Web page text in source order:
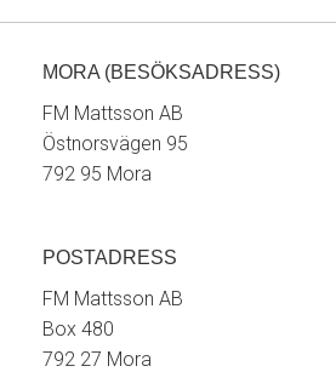
MORA (BESÖKSADRESS)
FM Mattsson AB
Östnorsvägen 95
792 95 Mora
POSTADRESS
FM Mattsson AB
Box 480
792 27 Mora